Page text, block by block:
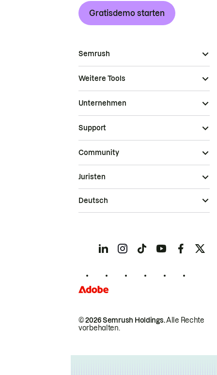
Gratisdemo starten
Semrush
Weitere Tools
Unternehmen
Support
Community
© 2026 Semrush Holdings.Alle Rechte
vorbehalten.
Juristen
Deutsch